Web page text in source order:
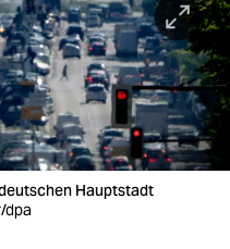
Hauptstadt
dpa